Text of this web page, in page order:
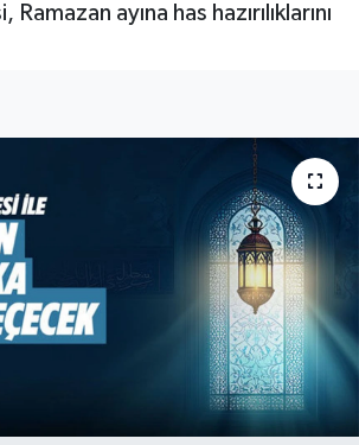
ayına has hazırılıklarını